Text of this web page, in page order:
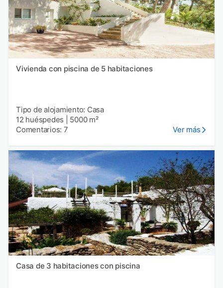
Vivienda con piscina de 5 habitaciones
Tipo de alojamiento: Casa
12 huéspedes
5000 m²
Comentarios: 7
Ver más
Casa de 3 habitaciones con piscina